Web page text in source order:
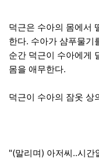
덕근은 수아의 몸에서
한다. 수아가 샴푸물기
순간 덕근이 수아에게
몸을 애무한다.
덕근이 수아의 잠옷 상
"(말리며) 아저씨..시간